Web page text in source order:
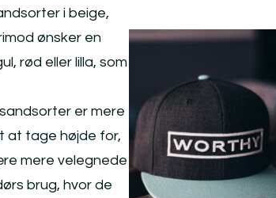
i beige,
ønsker en
rød eller lilla, som
er mere
at tage højde for,
mere velegnede
brug, hvor de